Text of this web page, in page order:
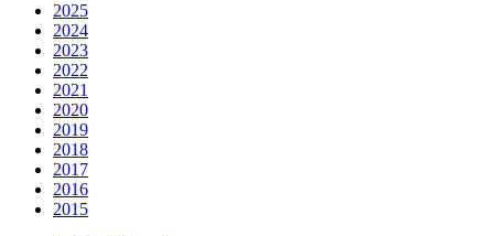
2025
2024
2023
2022
2021
2020
2019
2018
2017
2016
2015